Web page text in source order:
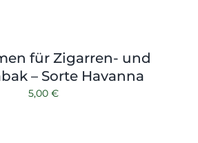
für Zigarren- und
– Sorte Havanna
5,00 €